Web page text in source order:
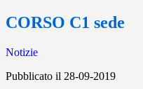
CORSO C1 sede
Notizie
Pubblicato il 28-09-2019